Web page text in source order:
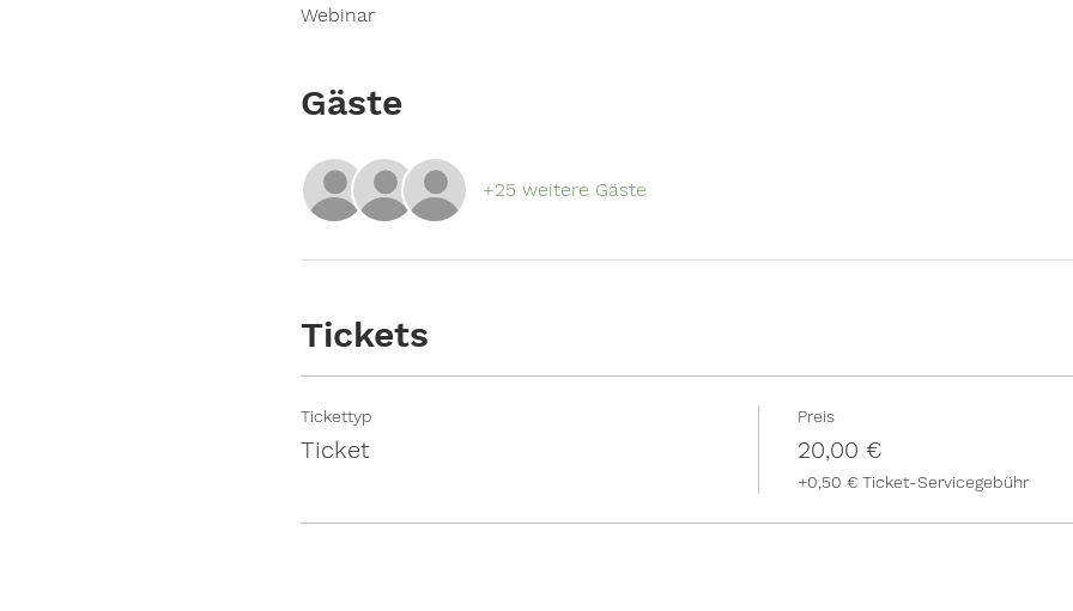
Webinar
Gäste
+25 weitere Gäste
Tickets
Tickettyp
Ticket
Preis
20,00 €
+0,50 € Ticket-Servicegebühr